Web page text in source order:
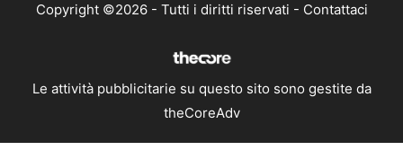
Copyright ©2026 - Tutti i diritti riservati - Contattaci
Le attività pubblicitarie su questo sito sono gestite da
theCoreAdv